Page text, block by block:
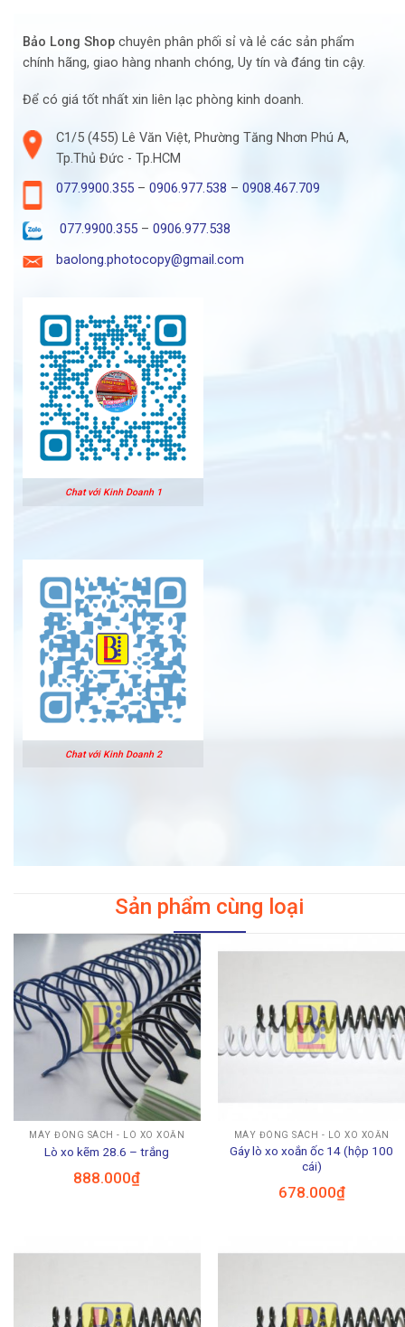
Bảo Long Shop chuyên phân phối sỉ và lẻ các sản phẩm
chính hãng, giao hàng nhanh chóng, Uy tín và đáng tin cậy.
Để có giá tốt nhất xin liên lạc phòng kinh doanh.
C1/5 (455) Lê Văn Việt, Phường Tăng Nhơn Phú A,
Tp.Thủ Đức - Tp.HCM
077.9900.355– 0906.977.538 – 0908.467.709
077.9900.355– 0906.977.538
baolong.photocopy@gmail.com
Chat với Kinh Doanh 1
Chat với Kinh Doanh 2
Sản phẩm cùng loại
MÁY ĐÓNG SÁCH - LÒ XO XOẮN
Lò xo kẽm 28.6 – trắng
888.000₫
MÁY ĐÓNG SÁCH - LÒ XO XOẮN
Gáy lò xo xoắn ốc 14 (hộp 100
cái)
678.000₫